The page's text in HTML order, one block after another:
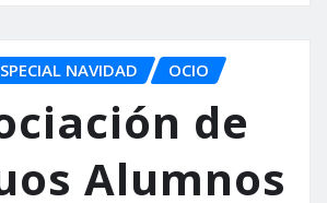
NAVIDAD OCIO
de
Alumnos